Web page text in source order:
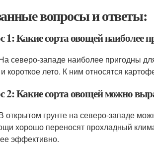
вопросы и ответы:
1: Какие сорта овощей наиболее
северо-западе наиболее пригодны
короткое лето. К ним относятся
2: Какие сорта овощей можно
открытом грунте на северо-западе
хорошо переносят прохладный
эффективно.